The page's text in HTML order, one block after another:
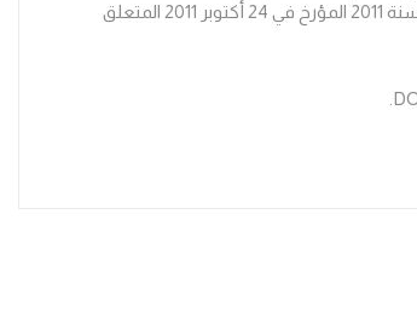
المؤرخ في 16 ماي 2012 المتعلق بقانون المالية التكميلي لسنة 2012، قانون عدد 26 لسنة 2012 مؤرخ في 24 ديسمبر 2012 يتعلق بتنقيح وإتمام المرسوم عدد 97 لسنة 2011 المؤرخ في 24 أكتوبر 2011 المتعلق